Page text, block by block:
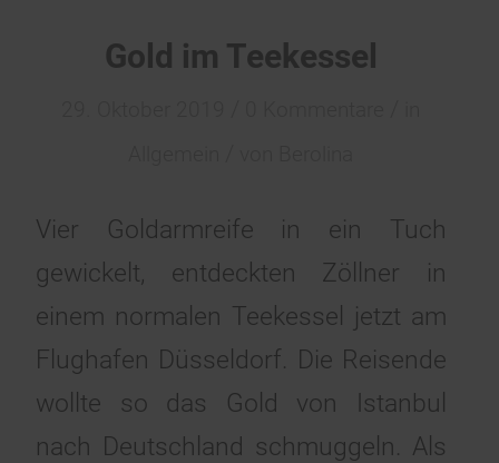
Gold im Teekessel
Vier Goldarmreife in ein Tuch
gewickelt, entdeckten Zöllner in
einem normalen Teekessel jetzt am
Flughafen Düsseldorf. Die Reisende
wollte so das Gold von Istanbul
nach Deutschland schmuggeln. Als